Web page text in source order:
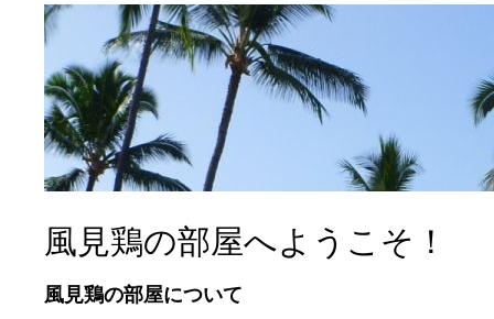
風見鶏の部屋へようこそ！
風見鶏の部屋について